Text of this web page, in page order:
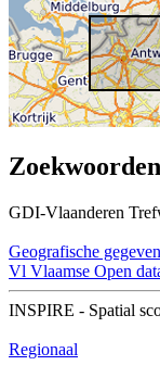
Zoekwoorden
GDI-Vlaanderen
Geografische
Vl Vlaamse Open
INSPIRE - Spatial
Regionaal